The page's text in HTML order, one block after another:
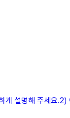
설명해 주세요